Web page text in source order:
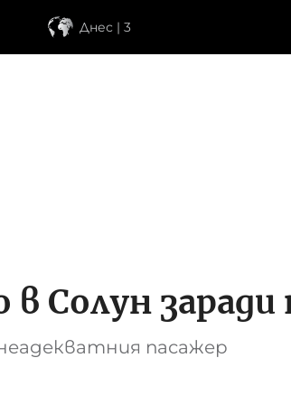
Днес | 3
в Солун
пасажер